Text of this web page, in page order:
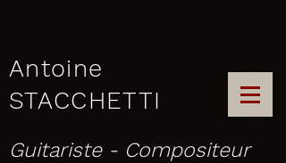
Antoine
STACCHETTI
Guitariste - Compositeur